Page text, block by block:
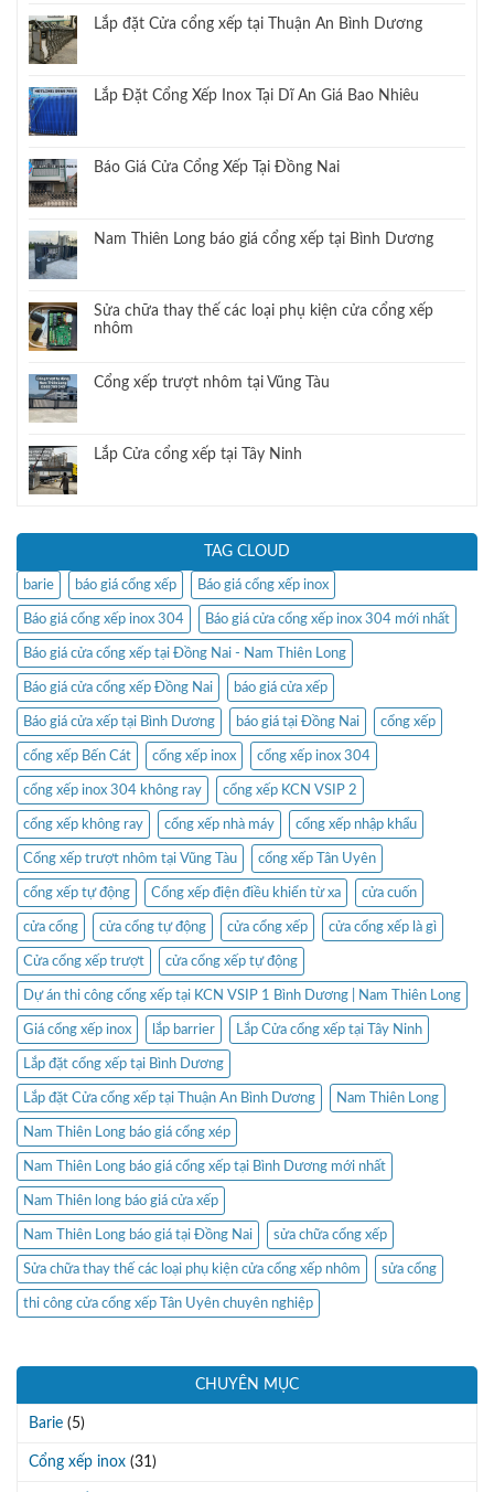
Lắp đặt Cửa cổng xếp tại Thuận An Bình Dương
Lắp Đặt Cổng Xếp Inox Tại Dĩ An Giá Bao Nhiêu
Báo Giá Cửa Cổng Xếp Tại Đồng Nai
Nam Thiên Long báo giá cổng xếp tại Bình Dương
Sửa chữa thay thế các loại phụ kiện cửa cổng xếp
nhôm
Cổng xếp trượt nhôm tại Vũng Tàu
Lắp Cửa cổng xếp tại Tây Ninh
TAG CLOUD
barie báo giá cổng xếp Báo giá cổng xếp inox
Báo giá cổng xếp inox 304 Báo giá cửa cổng xếp inox 304 mới nhất
Báo giá cửa cổng xếp tại Đồng Nai - Nam Thiên Long
Báo giá cửa cổng xếp Đồng Nai báo giá cửa xếp
Báo giá cửa xếp tại Bình Dương báo giá tại Đồng Nai cổng xếp
cổng xếp Bến Cát cổng xếp inox cổng xếp inox 304
cổng xếp inox 304 không ray cổng xếp KCN VSIP 2
cổng xếp không ray cổng xếp nhà máy cổng xếp nhập khẩu
Cổng xếp trượt nhôm tại Vũng Tàu cổng xếp Tân Uyên
cổng xếp tự động Cổng xếp điện điều khiển từ xa cửa cuốn
cửa cổng cửa cổng tự động cửa cổng xếp cửa cổng xếp là gì
Cửa cổng xếp trượt cửa cổng xếp tự động
Dự án thi công cổng xếp tại KCN VSIP 1 Bình Dương | Nam Thiên Long
Giá cổng xếp inox lắp barrier Lắp Cửa cổng xếp tại Tây Ninh
Lắp đặt cổng xếp tại Bình Dương
Lắp đặt Cửa cổng xếp tại Thuận An Bình Dương Nam Thiên Long
Nam Thiên Long báo giá cổng xép
Nam Thiên Long báo giá cổng xếp tại Bình Dương mới nhất
Nam Thiên long báo giá cửa xếp
Nam Thiên Long báo giá tại Đồng Nai sửa chữa cổng xếp
Sửa chữa thay thế các loại phụ kiện cửa cổng xếp nhôm sửa cổng
thi công cửa cổng xếp Tân Uyên chuyên nghiệp
CHUYÊN MỤC
Barie (5)
Cổng xếp inox (31)